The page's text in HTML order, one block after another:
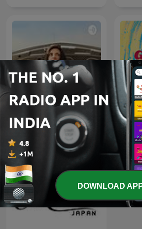
#1 डीजल कार में गलती से पेट्रोल डल
जाता है, तो खुद
DOWNLOAD